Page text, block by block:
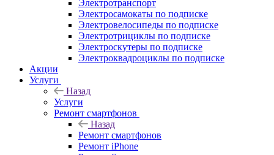
Электротранспорт
Электросамокаты по подписке
Электровелосипеды по подписке
Электротрициклы по подписке
Электроскутеры по подписке
Электроквадроциклы по подписке
Акции
Услуги
Назад
Услуги
Ремонт смартфонов
Назад
Ремонт смартфонов
Ремонт iPhone